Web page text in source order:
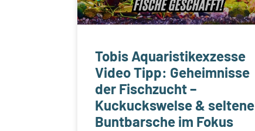
Tobis Aquaristikexzesse
Video Tipp: Geheimnisse
der Fischzucht –
Kuckuckswelse & seltene
Buntbarsche im Fokus